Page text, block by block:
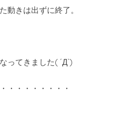
動きは出ずに終了。
ってきました( ´Д`)
・・・・・・・・